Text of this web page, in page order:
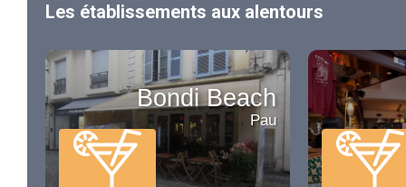
Les établissements aux alentours
Bondi Beach
Pau